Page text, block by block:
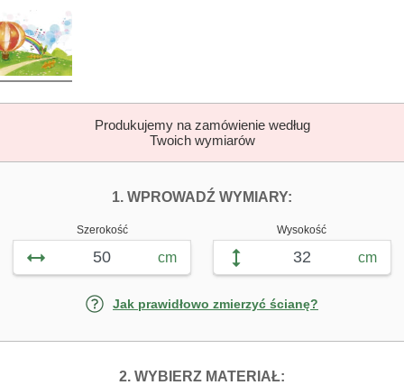
Produkujemy na zamówienie według
Twoich wymiarów
1. WPROWADŹ WYMIARY:
Szerokość
cm
Wysokość
cm
Jak prawidłowo zmierzyć ścianę?
2. WYBIERZ MATERIAŁ: